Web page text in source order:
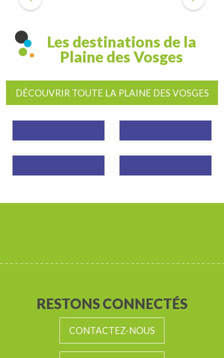
Les destinations de la
Plaine des Vosges
DÉCOUVRIR TOUTE LA PLAINE DES VOSGES
RESTONS CONNECTÉS
CONTACTEZ-NOUS